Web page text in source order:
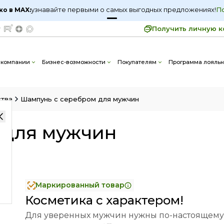
в MAX:узнавайте первыми о самых выгодных предложениях!
Получить личную
Бизнес-возможности Покупателям Программа
для мужчин 768
Шампунь с серебром для мужчин
мужчин
Маркированный товар
Косметика с характером!
Для уверенных мужчин нужны по-настоящему